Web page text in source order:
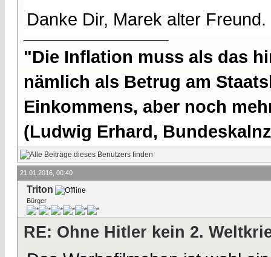
Danke Dir, Marek alter Freund.
"Die Inflation muss als das
nämlich als Betrug am
Einkommens, aber noch
(Ludwig Erhard,
21.01.2016, 00:40
Triton
Bürger
RE: Ohne Hitler kein 2.